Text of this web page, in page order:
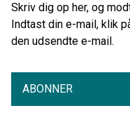
Skriv dig op her, og
Indtast din e-mail, klik
den udsendte e-mail.
ABONNER